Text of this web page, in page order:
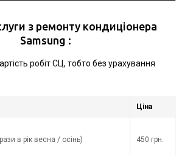
з ремонту кондиціонера
Samsung :
робіт СЦ, тобто без урахування
Ціна
в рік весна / осінь)
450 грн.